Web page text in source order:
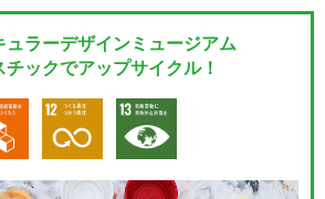
ュラーデザインミュージアム
チックでアップサイクル！